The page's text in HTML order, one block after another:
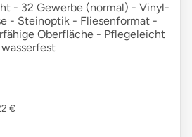
- 32 Gewerbe (normal) - Vinyl-
- Steinoptik - Fliesenformat -
Oberfläche - Pflegeleicht
€